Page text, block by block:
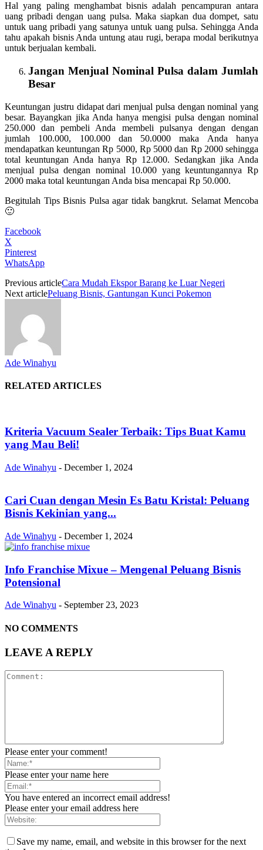
Hal yang paling menghambat bisnis adalah pencampuran antara
uang pribadi dengan uang pulsa. Maka siapkan dua dompet, satu
untuk uang pribadi yang satunya untuk uang pulsa. Sehingga Anda
tahu apakah bisnis Anda untung atau rugi, berapa modal berikutnya
untuk berjualan kembali.
Jangan Menjual Nominal Pulsa dalam Jumlah
Besar
Keuntungan justru didapat dari menjual pulsa dengan nominal yang
besar. Bayangkan jika Anda hanya mengisi pulsa dengan nominal
250.000 dan pembeli Anda membeli pulsanya dengan dengan
jumlah 100.000, 100.000 dan 50.0000 maka Anda hanya
mendapatkan keuntungan Rp 5000, Rp 5000 dan Rp 2000 sehingga
total keuntungan Anda hanya Rp 12.000. Sedangkan jika Anda
menjual pulsa dengan nominal 10.000 yang keuntungannya Rp
2000 maka total keuntungan Anda bisa mencapai Rp 50.000.
Begitulah Tips Bisnis Pulsa agar tidak bangkrut. Selamat Mencoba
🙂
Facebook
X
Pinterest
WhatsApp
Previous articleCara Mudah Ekspor Barang ke Luar Negeri
Next articlePeluang Bisnis, Gantungan Kunci Pokemon
Ade Winahyu
RELATED ARTICLES
Kriteria Vacuum Sealer Terbaik: Tips Buat Kamu
yang Mau Beli!
Ade Winahyu - December 1, 2024
Cari Cuan dengan Mesin Es Batu Kristal: Peluang
Bisnis Kekinian yang...
Ade Winahyu - December 1, 2024
Info Franchise Mixue – Mengenal Peluang Bisnis
Potensional
Ade Winahyu - September 23, 2023
NO COMMENTS
LEAVE A REPLY
Please enter your comment!
Please enter your name here
You have entered an incorrect email address!
Please enter your email address here
Save my name, email, and website in this browser for the next